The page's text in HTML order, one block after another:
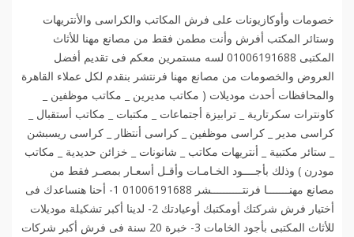
خصومات وأوكازيونات على فرش المكاتب والكراسى والأنتريهات
وستائر المكتب أفرش وأنت مطمن فقط من مصانع مهنا للأثاث
المكتبى 01006191688 لسه مستمرين معكم فى تقديم أفضل
العروض والخصومات من مصانع مهنا فرنتشر بنقدم لكل عملاء القاهرة
والمحافظات أحدث موديلات ( مكاتب مديرين _ مكاتب موظفين _
كاونترات سكرتارية _ ترابيزة أجتماعات _ مكتبات _ مكاتب أستقبال _
كراسى مدير _ كراسى موظفين _ كراسى أنتظار _ كراسى ريسبشن
_ ستائر مكتبية _ أنتريهات مكاتب _ شانونات _ خزائن حديدية _ مكاتب
مودرن ) وذلك بأجــــود الخـامـات وأقـل أسعـار بمصـر فقط من
مصانع مهنـــــــا فرنتــــــــــشر 01006191688 1- أحنا هنساعدك فى
أختيار فرش شركتك أومكتبك أوعيادتك 2- لدينا أكبر تشكيلة موديلات
للأثاث المكتبى بأجود الخامات 3- خبرة 20 سنة فى فرش أكبر شركات